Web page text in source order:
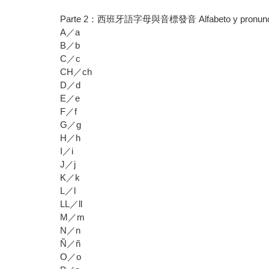
Parte 2：西班牙語字母與音標發音 Alfabeto y
A／a
B／b
C／c
CH／ch
D／d
E／e
F／f
G／g
H／h
I／i
J／j
K／k
L／l
LL／ll
M／m
N／n
Ñ／ñ
O／o